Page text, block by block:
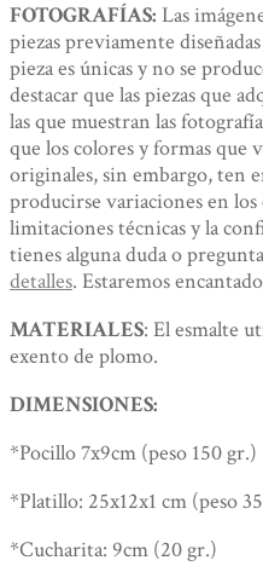
FOTOGRAFÍAS: Las
piezas previamente
pieza es únicas y no se
destacar que las piezas que
las que muestran las
que los colores y formas que
originales, sin embargo, ten
producirse variaciones en
limitaciones técnicas y la
tienes alguna duda o
detalles. Estaremos
MATERIALES: El esmalte
exento de plomo.
DIMENSIONES:
*Pocillo 7x9cm (peso 150 gr.)
*Platillo: 25x12x1 cm (peso
*Cucharita: 9cm (20 gr.)